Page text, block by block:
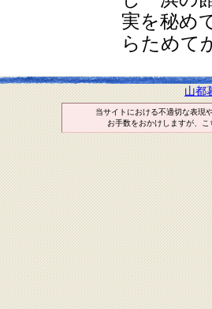
実を秘め
らためて
山都
当サイトにおける不適切な表現
お手数をおかけしますが、こ